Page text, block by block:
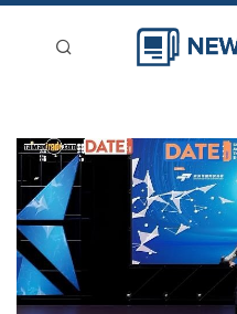
新聞稿分類
登入
刊登